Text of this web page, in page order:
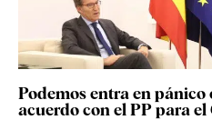
Podemos entra en
acuerdo con el PP para el